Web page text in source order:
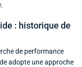
: historique de
de performance
adopte une approche